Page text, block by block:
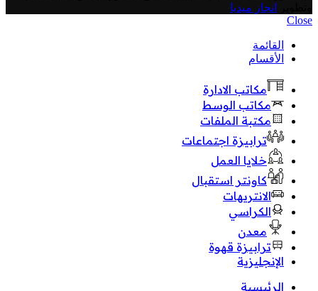
انجاز ميديا
Close
القائمة
الأقسام
مكاتب الادارة
مكاتب الوسط
مكتبة الملفات
ترابيزة اجتماعات
خلايا العمل
كاونتر استقبال
الانتريهات
الكراسي
معدن
ترابيزة قهوة
الإنجليزية
الرئيسية